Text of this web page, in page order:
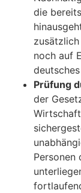
die
noch auf
Prüfung
der
Personen